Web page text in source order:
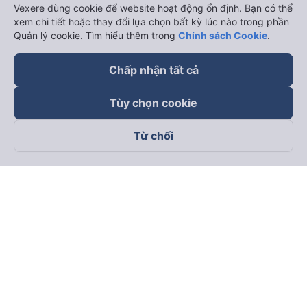
Theo dõi chúng tôi trên
Vexere dùng cookie để website hoạt động ổn định. Bạn có thể
xem chi tiết hoặc thay đổi lựa chọn bất kỳ lúc nào trong phần
Quản lý cookie. Tìm hiểu thêm trong Chính sách Cookie.
Chấp nhận tất cả
Tùy chọn cookie
Từ chối